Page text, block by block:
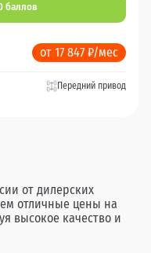
баллов
от 17 847 ₽/мес
Передний привод
от дилерских
отличные цены на
высокое качество и